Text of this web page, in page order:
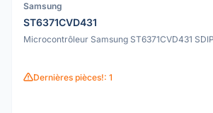
Samsung
ST6371CVD431
Microcontrôleur Samsung ST6371CVD431
Dernières pièces!: 1